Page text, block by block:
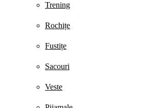
Trening
Rochițe
Fustițe
Sacouri
Veste